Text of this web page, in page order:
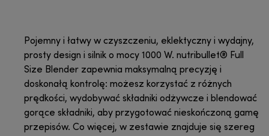
Pojemny i łatwy w czyszczeniu, eklektyczny i wydajny,
prosty design i silnik o mocy 1000 W. nutribullet® Full
Size Blender zapewnia maksymalną precyzję i
doskonałą kontrolę: możesz korzystać z różnych
prędkości, wydobywać składniki odżywcze i blendować
gorące składniki, aby przygotować nieskończoną gamę
przepisów. Co więcej, w zestawie znajduje się szereg